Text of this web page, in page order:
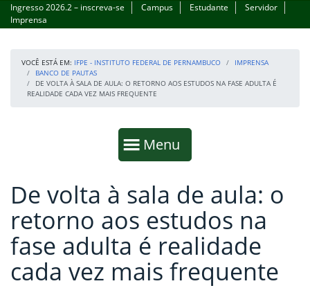
Ingresso 2026.2 – inscreva-se Campus Estudante
Servidor
Imprensa
VOCÊ ESTÁ EM: IFPE - INSTITUTO FEDERAL DE PERNAMBUCO
IMPRENSA
BANCO DE PAUTAS
DE VOLTA À SALA DE AULA: O RETORNO AOS ESTUDOS NA FASE ADULTA É
REALIDADE CADA VEZ MAIS FREQUENTE
Mostrar
Menu
Fim da navegação
Início do conteúdo
De volta à sala de aula: o
retorno aos estudos na
fase adulta é realidade
cada vez mais frequente